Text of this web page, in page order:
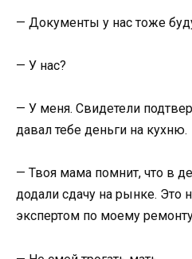
— Документы у нас тоже
— У нас?
— У меня. Свидетели
давал тебе деньги на кухню.
— Твоя мама помнит, что в
додали сдачу на рынке. Это
экспертом по моему